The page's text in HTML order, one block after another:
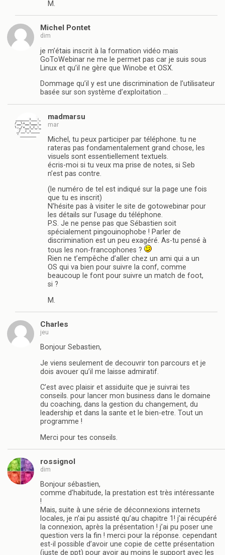
M.
Michel Pontet
dim
je m’étais inscrit à la formation vidéo mais
GoToWebinar ne me le permet pas car je suis sous
Linux et qu’il ne gère que Winobe et OSX.
Dommage qu’il y est une discrimination de l’utilisateur
basée sur son système d’exploitation …
madmarsu
mar
Michel, tu peux participer par téléphone. tu ne
rateras pas fondamentalement grand chose, les
visuels sont essentiellement textuels.
écris-moi si tu veux ma prise de notes, si Seb
n’est pas contre.
(le numéro de tel est indiqué sur la page une fois
que tu es inscrit)
N’hésite pas à visiter le site de gotowebinar pour
les détails sur l’usage du téléphone.
P.S. Je ne pense pas que Sébastien soit
spécialement pingouinophobe ! Parler de
discrimination est un peu exagéré. As-tu pensé à
tous les non-francophones ?
Rien ne t’empêche d’aller chez un ami qui a un
OS qui va bien pour suivre la conf, comme
beaucoup le font pour suivre un match de foot,
si ?
M.
Charles
jeu
Bonjour Sebastien,
Je viens seulement de decouvrir ton parcours et je
dois avouer qu’il me laisse admiratif.
C’est avec plaisir et assiduite que je suivrai tes
conseils. pour lancer mon business dans le domaine
du coaching, dans la gestion du changement, du
leadership et dans la sante et le bien-etre. Tout un
programme !
Merci pour tes conseils.
rossignol
dim
Bonjour sébastien,
comme d’habitude, la prestation est très intéressante
!
Mais, suite à une série de déconnexions internets
locales, je n’ai pu assisté qu’au chapitre 1! j’ai récupéré
la connexion, après la présentation ! j’ai pu poser une
question vers la fin ! merci pour la réponse. cependant
est-il possible d’avoir une copie de cette présentation
(juste de ppt) pour avoir au moins le support avec les